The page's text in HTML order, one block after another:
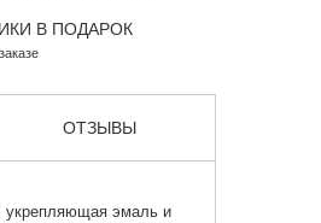
В ПОДАРОК
ОТЗЫВЫ
эмаль и